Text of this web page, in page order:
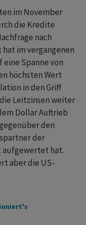
im November
die Kredite
nach
im vergangenen
Spanne von
höchsten Wert
in den Griff
Leitzinsen weiter
Dollar Auftrieb
den
der
aufgewertet hat.
aber die US-